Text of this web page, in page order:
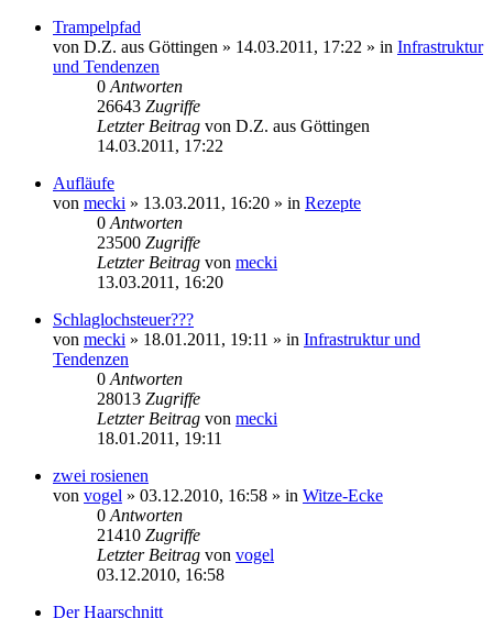
Trampelpfad
von D.Z. aus Göttingen » 14.03.2011, 17:22 » in Infrastruktur
und Tendenzen
0 Antworten
26643 Zugriffe
Letzter Beitrag von D.Z. aus Göttingen
14.03.2011, 17:22
Aufläufe
von mecki » 13.03.2011, 16:20 » in Rezepte
0 Antworten
23500 Zugriffe
Letzter Beitrag von mecki
13.03.2011, 16:20
Schlaglochsteuer???
von mecki » 18.01.2011, 19:11 » in Infrastruktur und
Tendenzen
0 Antworten
28013 Zugriffe
Letzter Beitrag von mecki
18.01.2011, 19:11
zwei rosienen
von vogel » 03.12.2010, 16:58 » in Witze-Ecke
0 Antworten
21410 Zugriffe
Letzter Beitrag von vogel
03.12.2010, 16:58
Der Haarschnitt